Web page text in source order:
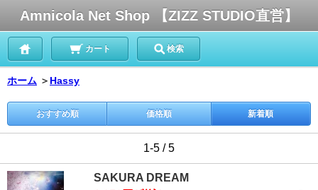
Amnicola Net Shop 【ZIZZ STUDIO直営】
カート 検索
ホーム ＞ Hassy
おすすめ順 価格順 新着順
1-5 / 5
SAKURA DREAM